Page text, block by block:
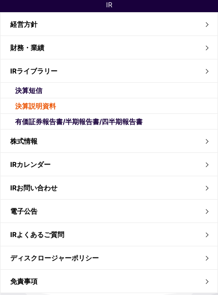
IR
経営方針
財務・業績
IRライブラリー
決算短信
決算説明資料
有価証券報告書/半期報告書/四半期報告書
株式情報
IRカレンダー
IRお問い合わせ
電子公告
IRよくあるご質問
ディスクロージャーポリシー
免責事項